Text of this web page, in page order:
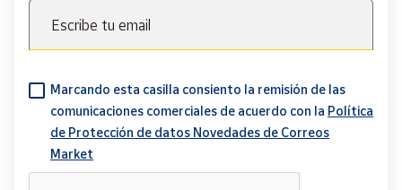
Escribe tu email
Marcando esta casilla consiento la remisión de las
comunicaciones comerciales de acuerdo con la Política
de Protección de datos Novedades de Correos
Market